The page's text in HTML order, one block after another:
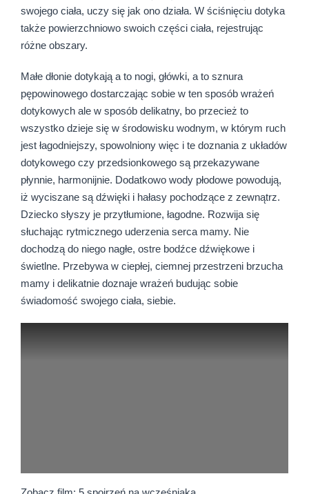
swojego ciała, uczy się jak ono działa. W ściśnięciu dotyka
także powierzchniowo swoich części ciała, rejestrując
różne obszary.
Małe dłonie dotykają a to nogi, główki, a to sznura
pępowinowego dostarczając sobie w ten sposób wrażeń
dotykowych ale w sposób delikatny, bo przecież to
wszystko dzieje się w środowisku wodnym, w którym ruch
jest łagodniejszy, spowolniony więc i te doznania z układów
dotykowego czy przedsionkowego są przekazywane
płynnie, harmonijnie. Dodatkowo wody płodowe powodują,
iż wyciszane są dźwięki i hałasy pochodzące z zewnątrz.
Dziecko słyszy je przytłumione, łagodne. Rozwija się
słuchając rytmicznego uderzenia serca mamy. Nie
dochodzą do niego nagłe, ostre bodźce dźwiękowe i
świetlne. Przebywa w ciepłej, ciemnej przestrzeni brzucha
mamy i delikatnie doznaje wrażeń budując sobie
świadomość swojego ciała, siebie.